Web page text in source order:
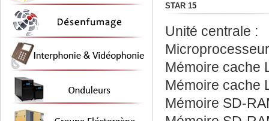
STAR 15
Unité centrale :
Mémoire cache
Mémoire cache
Mémoire SD-